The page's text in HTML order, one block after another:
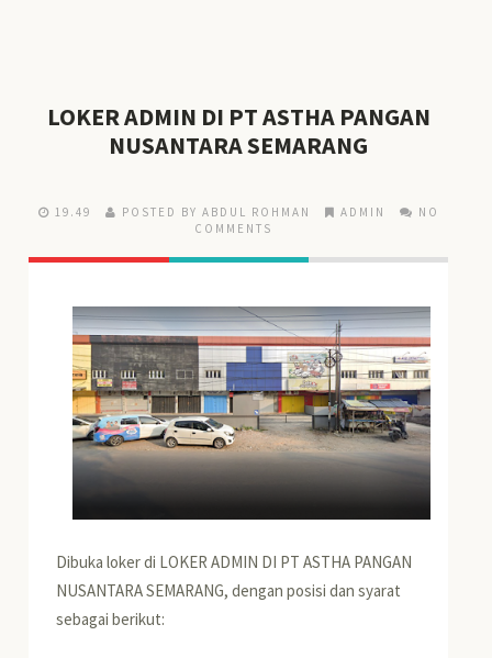
LOKER ADMIN DI PT ASTHA PANGAN
NUSANTARA SEMARANG
19.49 POSTED BY ABDUL ROHMAN ADMIN
NO
COMMENTS
Dibuka loker di LOKER ADMIN DI PT ASTHA PANGAN
NUSANTARA SEMARANG, dengan posisi dan syarat
sebagai berikut: